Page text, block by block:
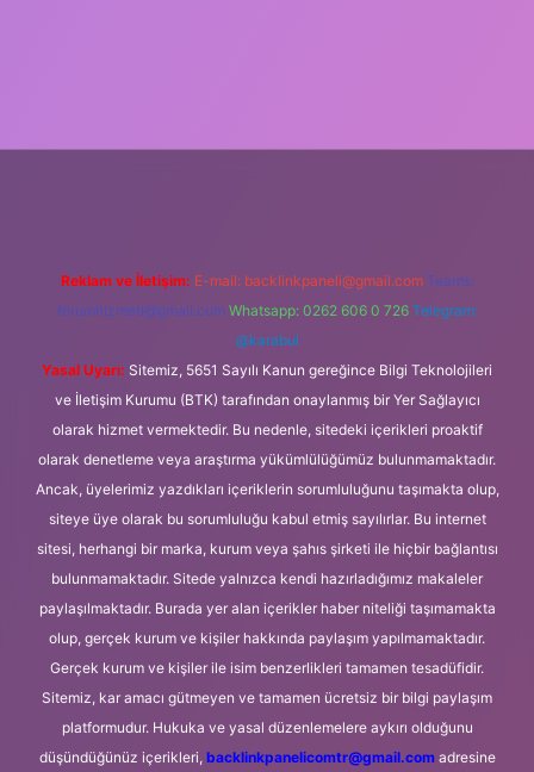
Reklam ve İletişim: E-mail: backlinkpaneli@gmail.com Teams:
forumhizmeti@gmail.com Whatsapp: 0262 606 0 726 Telegram:
@karabul
Yasal Uyarı: Sitemiz, 5651 Sayılı Kanun gereğince Bilgi Teknolojileri
ve İletişim Kurumu (BTK) tarafından onaylanmış bir Yer Sağlayıcı
olarak hizmet vermektedir. Bu nedenle, sitedeki içerikleri proaktif
olarak denetleme veya araştırma yükümlülüğümüz bulunmamaktadır.
Ancak, üyelerimiz yazdıkları içeriklerin sorumluluğunu taşımakta olup,
siteye üye olarak bu sorumluluğu kabul etmiş sayılırlar. Bu internet
sitesi, herhangi bir marka, kurum veya şahıs şirketi ile hiçbir bağlantısı
bulunmamaktadır. Sitede yalnızca kendi hazırladığımız makaleler
paylaşılmaktadır. Burada yer alan içerikler haber niteliği taşımamakta
olup, gerçek kurum ve kişiler hakkında paylaşım yapılmamaktadır.
Gerçek kurum ve kişiler ile isim benzerlikleri tamamen tesadüfidir.
Sitemiz, kar amacı gütmeyen ve tamamen ücretsiz bir bilgi paylaşım
platformudur. Hukuka ve yasal düzenlemelere aykırı olduğunu
düşündüğünüz içerikleri, backlinkpanelicomtr@gmail.comadresine